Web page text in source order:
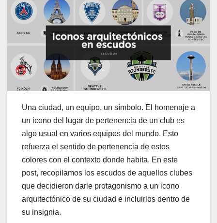
Una ciudad, un equipo, un símbolo. El homenaje a
un icono del lugar de pertenencia de un club es
algo usual en varios equipos del mundo. Esto
refuerza el sentido de pertenencia de estos
colores con el contexto donde habita. En este
post, recopilamos los escudos de aquellos clubes
que decidieron darle protagonismo a un icono
arquitectónico de su ciudad e incluirlos dentro de
su insignia.